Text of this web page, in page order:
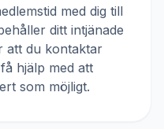
med dig till
ditt intjänade
att du kontaktar
hjälp med att
som möjligt.